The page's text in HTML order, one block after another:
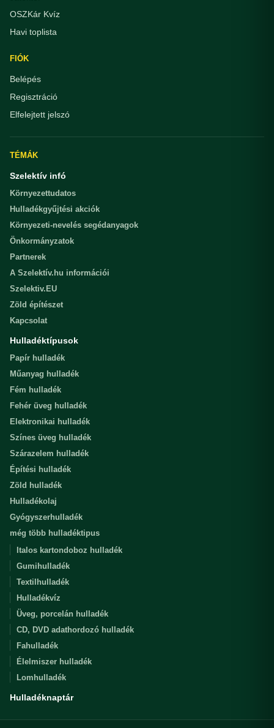
OSZKár Kvíz
Havi toplista
FIÓK
Belépés
Regisztráció
Elfelejtett jelszó
TÉMÁK
Szelektív infó
Környezettudatos
Hulladékgyűjtési akciók
Környezeti-nevelés segédanyagok
Önkormányzatok
Partnerek
A Szelektív.hu információi
Szelektiv.EU
Zöld építészet
Kapcsolat
Hulladéktípusok
Papír hulladék
Műanyag hulladék
Fém hulladék
Fehér üveg hulladék
Elektronikai hulladék
Színes üveg hulladék
Szárazelem hulladék
Építési hulladék
Zöld hulladék
Hulladékolaj
Gyógyszerhulladék
még több hulladéktipus
Italos kartondoboz hulladék
Gumihulladék
Textilhulladék
Hulladékvíz
Üveg, porcelán hulladék
CD, DVD adathordozó hulladék
Fahulladék
Élelmiszer hulladék
Lomhulladék
Hulladéknaptár